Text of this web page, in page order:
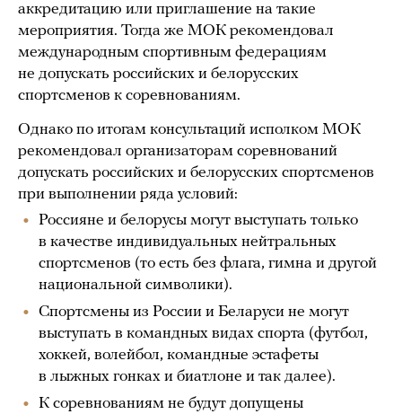
аккредитацию или приглашение на такие
мероприятия. Тогда же МОК рекомендовал
международным спортивным федерациям
не допускать российских и белорусских
спортсменов к соревнованиям.
Однако по итогам консультаций исполком МОК
рекомендовал организаторам соревнований
допускать российских и белорусских спортсменов
при выполнении ряда условий:
Россияне и белорусы могут выступать только
в качестве индивидуальных нейтральных
спортсменов (то есть без флага, гимна и другой
национальной символики).
Спортсмены из России и Беларуси не могут
выступать в командных видах спорта (футбол,
хоккей, волейбол, командные эстафеты
в лыжных гонках и биатлоне и так далее).
К соревнованиям не будут допущены